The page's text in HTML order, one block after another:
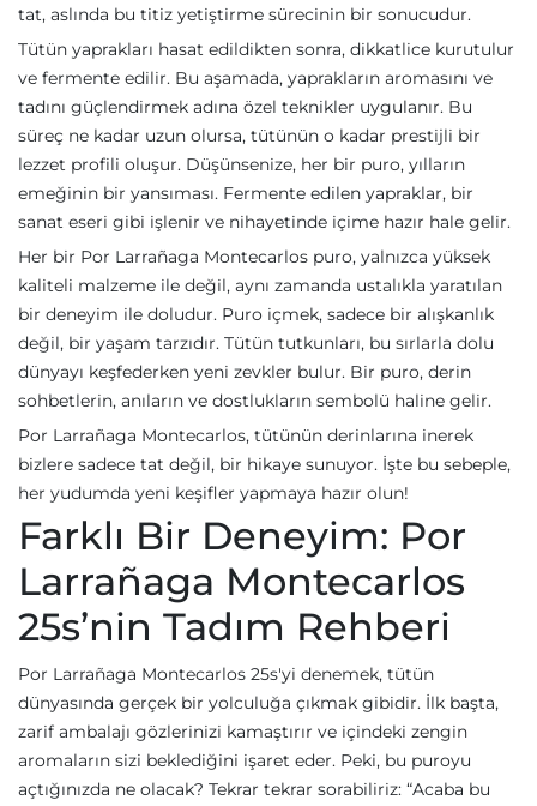
tat, aslında bu titiz yetiştirme sürecinin bir sonucudur.
Tütün yaprakları hasat edildikten sonra, dikkatlice kurutulur
ve fermente edilir. Bu aşamada, yaprakların aromasını ve
tadını güçlendirmek adına özel teknikler uygulanır. Bu
süreç ne kadar uzun olursa, tütünün o kadar prestijli bir
lezzet profili oluşur. Düşünsenize, her bir puro, yılların
emeğinin bir yansıması. Fermente edilen yapraklar, bir
sanat eseri gibi işlenir ve nihayetinde içime hazır hale gelir.
Her bir Por Larrañaga Montecarlos puro, yalnızca yüksek
kaliteli malzeme ile değil, aynı zamanda ustalıkla yaratılan
bir deneyim ile doludur. Puro içmek, sadece bir alışkanlık
değil, bir yaşam tarzıdır. Tütün tutkunları, bu sırlarla dolu
dünyayı keşfederken yeni zevkler bulur. Bir puro, derin
sohbetlerin, anıların ve dostlukların sembolü haline gelir.
Por Larrañaga Montecarlos, tütünün derinlarına inerek
bizlere sadece tat değil, bir hikaye sunuyor. İşte bu sebeple,
her yudumda yeni keşifler yapmaya hazır olun!
Farklı Bir Deneyim: Por
Larrañaga Montecarlos
25s’nin Tadım Rehberi
Por Larrañaga Montecarlos 25s'yi denemek, tütün
dünyasında gerçek bir yolculuğa çıkmak gibidir. İlk başta,
zarif ambalajı gözlerinizi kamaştırır ve içindeki zengin
aromaların sizi beklediğini işaret eder. Peki, bu puroyu
açtığınızda ne olacak? Tekrar tekrar sorabiliriz: “Acaba bu